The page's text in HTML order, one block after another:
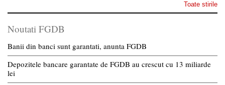
Toate stirile
Noutati FGDB
Banii din banci sunt garantati, anunta FGDB
Depozitele bancare garantate de FGDB au crescut cu 13 miliarde
lei